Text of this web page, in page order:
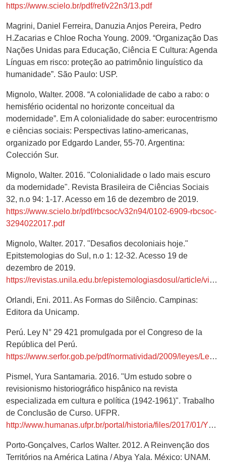
https://www.scielo.br/pdf/ref/v22n3/13.pdf
Magrini, Daniel Ferreira, Danuzia Anjos Pereira, Pedro
H.Zacarias e Chloe Rocha Young. 2009. “Organização Das
Nações Unidas para Educação, Ciência E Cultura: Agenda
Línguas em risco: proteção ao patrimônio linguístico da
humanidade”. São Paulo: USP.
Mignolo, Walter. 2008. “A colonialidade de cabo a rabo: o
hemisfério ocidental no horizonte conceitual da
modernidade”. Em A colonialidade do saber: eurocentrismo
e ciências sociais: Perspectivas latino-americanas,
organizado por Edgardo Lander, 55-70. Argentina:
Colección Sur.
Mignolo, Walter. 2016. "Colonialidade o lado mais escuro
da modernidade". Revista Brasileira de Ciências Sociais
32, n.o 94: 1-17. Acesso em 16 de dezembro de 2019.
https://www.scielo.br/pdf/rbcsoc/v32n94/0102-6909-rbcsoc-
3294022017.pdf
Mignolo, Walter. 2017. "Desafios decoloniais hoje."
Epitstemologias do Sul, n.o 1: 12-32. Acesso 19 de
dezembro de 2019.
https://revistas.unila.edu.br/epistemologiasdosul/article/view/772/645
Orlandi, Eni. 2011. As Formas do Silêncio. Campinas:
Editora da Unicamp.
Perú. Ley N° 29 421 promulgada por el Congreso de la
República del Perú.
https://www.serfor.gob.pe/pdf/normatividad/2009/leyes/Ley%2029421%20(DECLARA%2012%20OCT%20DIA%20DE%20PUEBLOS%20ORIGINARIOS%20Y%20DEL%20DIALOGO%20INTERCULTURAL).pdf
Pismel, Yura Santamaria. 2016. "Um estudo sobre o
revisionismo historiográfico hispânico na revista
especializada em cultura e política (1942-1961)". Trabalho
de Conclusão de Curso. UFPR.
http://www.humanas.ufpr.br/portal/historia/files/2017/01/YURIA.pdf
Porto-Gonçalves, Carlos Walter. 2012. A Reinvenção dos
Territórios na América Latina / Abya Yala. México: UNAM.